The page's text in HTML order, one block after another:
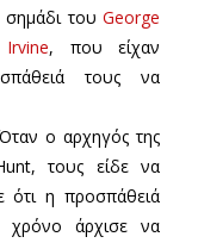
σημάδι του George
, που είχαν
τους να
ο αρχηγός της
τους είδε να
ότι η προσπάθειά
χρόνο άρχισε να